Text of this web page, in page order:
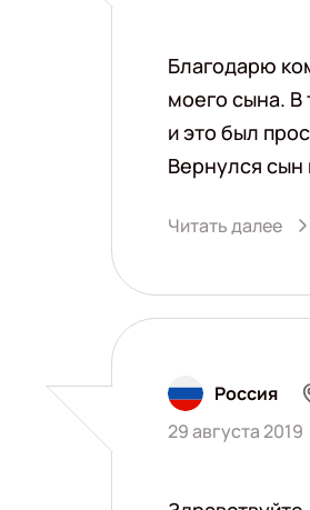
Благодарю
моего сына. В
и это был
Вернулся
Читать далее
Россия
29 августа 2019